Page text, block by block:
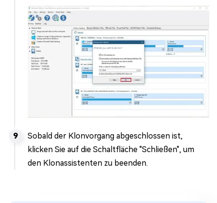
Sobald der Klonvorgang abgeschlossen ist,
klicken Sie auf die Schaltfläche "Schließen", um
den Klonassistenten zu beenden.